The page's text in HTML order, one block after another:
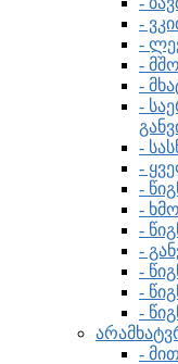
-
-
-
-
-
-
-
-
-
-
-
-
-
-
-